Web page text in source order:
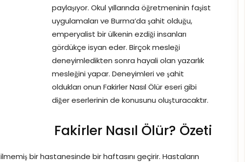
paylaşıyor. Okul yıllarında öğretmeninin faşist
uygulamaları ve Burma’da şahit olduğu,
emperyalist bir ülkenin ezdiği insanları
gördükçe isyan eder. Birçok mesleği
deneyimledikten sonra hayali olan yazarlık
mesleğini yapar. Deneyimleri ve şahit
oldukları onun Fakirler Nasıl Ölür eseri gibi
diğer eserlerinin de konusunu oluşturacaktır.
Fakirler Nasıl Ölür? Özeti
bir hastanesinde bir haftasını geçirir. Hastaların